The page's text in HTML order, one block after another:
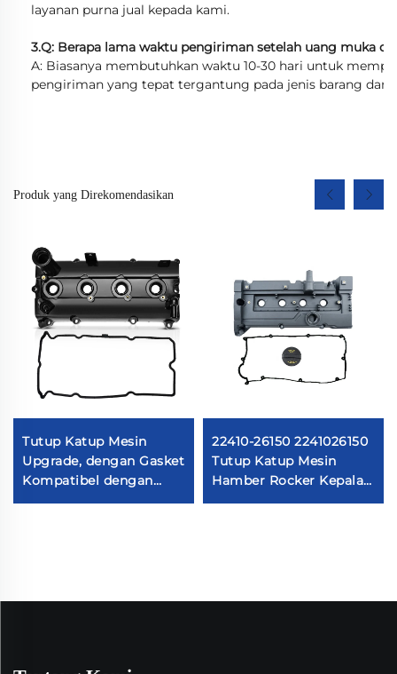
layanan purna jual kepada kami.
3.Q: Berapa lama waktu pengiriman setelah uang muka
A: Biasanya membutuhkan waktu 10-30 hari untuk
pengiriman yang tepat tergantung pada jenis barang dan
Produk yang Direkomendasikan
Tutup Katup Mesin
Upgrade, dengan Gasket
Kompatibel dengan
Nissan Frontier 2005-
22410-26150 2241026150
Tutup Katup Mesin
Hamber Rocker Kepala
Silinder Ruang Rocker